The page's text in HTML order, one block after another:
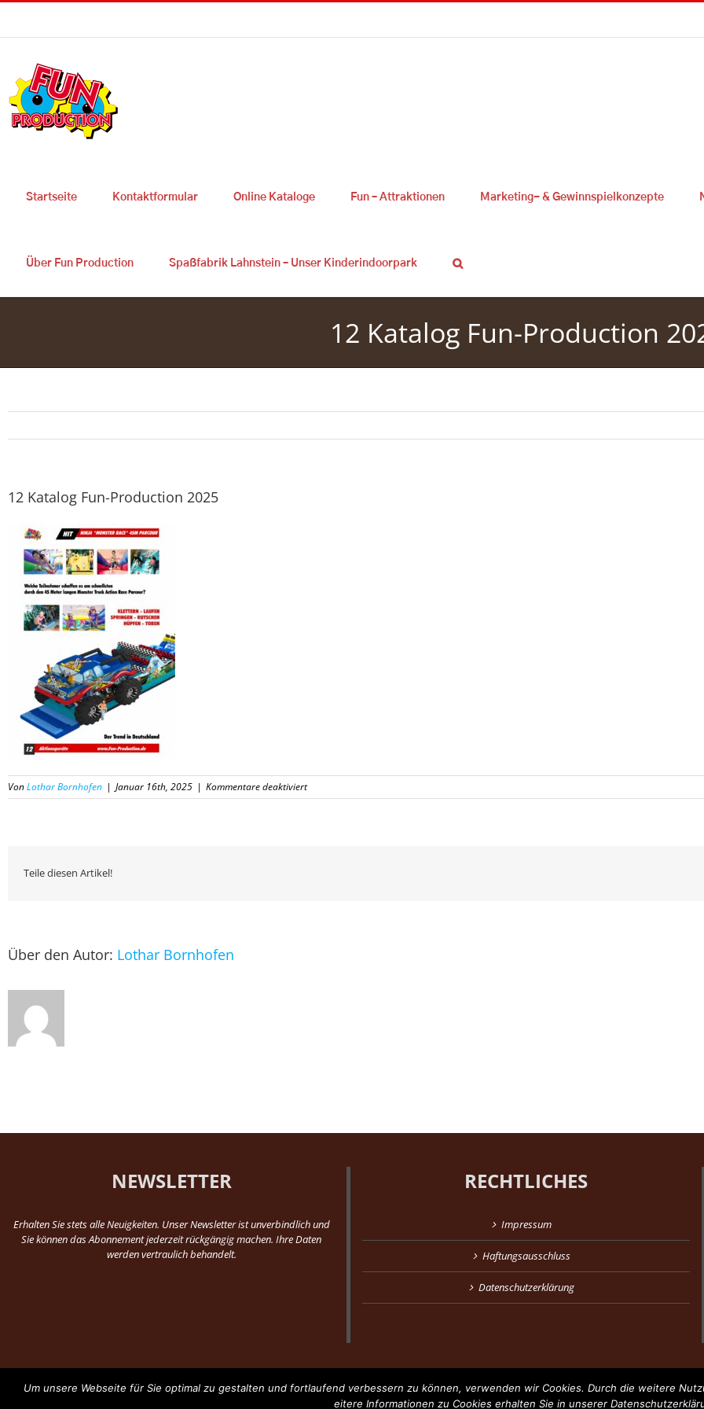
Skip
content
Startseite Kontaktformular Online Kataloge Fun – Attraktionen Marketing- & Gewinnspielkonzepte
Über Fun Production Spaßfabrik Lahnstein – Unser Kinderindoorpark
12 Katalog Fun-Production
12 Katalog Fun-Production 2025
VonLothar Bornhofen | Januar 16th, 2025 | Kommentare deaktiviertfür
12
Teile diesen Artikel!
Über den Autor: Lothar Bornhofen
NEWSLETTER
Erhalten Sie stets alle Neuigkeiten. Unser Newsletter ist unverbindlich und
Sie können das Abonnement jederzeit rückgängig machen. Ihre Daten
werden vertraulich behandelt.
RECHTLICHES
Impressum
Haftungsausschluss
Datenschutzerklärung
Um unsere Webseite für Sie optimal zu gestalten und fortlaufend verbessern zu können, verwenden wir Cookies. Durch die weitere
eitere Informationen zu Cookies erhalten Sie in unserer